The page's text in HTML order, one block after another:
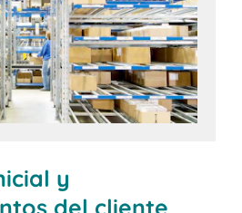
y
del cliente